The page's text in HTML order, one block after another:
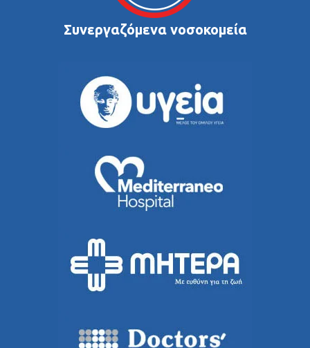
Συνεργαζόμενα νοσοκομεία